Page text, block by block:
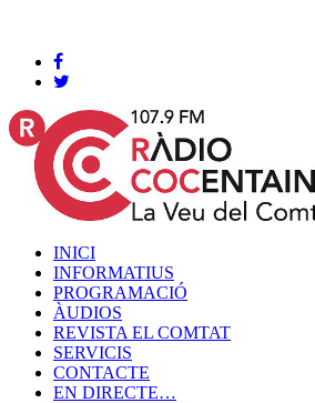
INICI
INFORMATIUS
PROGRAMACIÓ
ÀUDIOS
REVISTA EL COMTAT
SERVICIS
CONTACTE
EN DIRECTE…